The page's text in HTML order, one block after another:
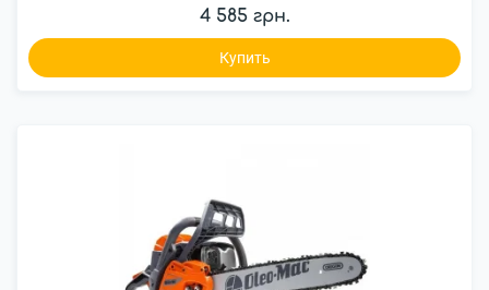
4 585 грн.
Купить